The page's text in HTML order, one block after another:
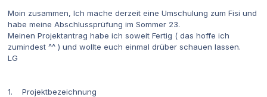
Moin zusammen, Ich mache derzeit eine Umschulung zum Fisi und
habe meine Abschlussprüfung im Sommer 23.
Meinen Projektantrag habe ich soweit Fertig ( das hoffe ich
zumindest ^^ ) und wollte euch einmal drüber schauen lassen.
LG
1. Projektbezeichnung